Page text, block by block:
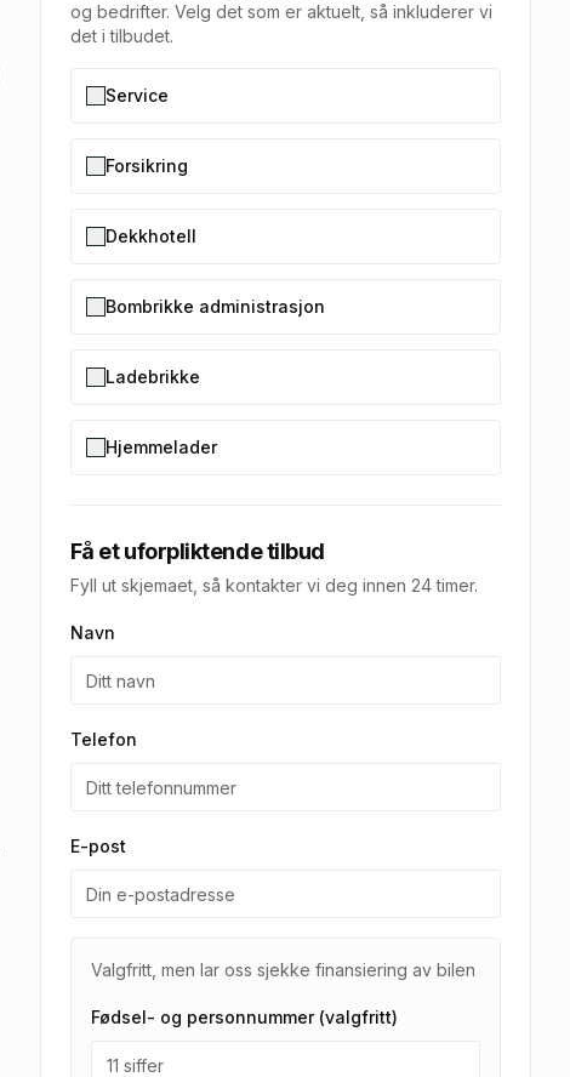
og bedrifter. Velg det som er aktuelt, så inkluderer vi
det i tilbudet.
Service
Forsikring
Dekkhotell
Bombrikke administrasjon
Ladebrikke
Hjemmelader
Få et uforpliktende tilbud
Fyll ut skjemaet, så kontakter vi deg innen 24 timer.
Navn
Telefon
E-post
Valgfritt, men lar oss sjekke finansiering av bilen
Fødsel- og personnummer (valgfritt)